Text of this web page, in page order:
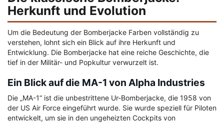
Herkunft und Evolution
Um die Bedeutung der Bomberjacke Farben vollständig zu
verstehen, lohnt sich ein Blick auf ihre Herkunft und
Entwicklung. Die Bomberjacke hat eine reiche Geschichte, die
tief in der Militär- und Popkultur verwurzelt ist.
Ein Blick auf die MA-1 von Alpha Industries
Die „MA-1“ ist die unbestrittene Ur-Bomberjacke, die 1958 von
der US Air Force eingeführt wurde. Sie wurde speziell für Piloten
entwickelt, um sie in den ungeheizten Cockpits von